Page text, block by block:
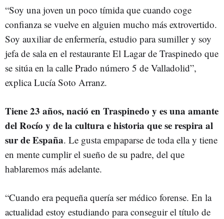
“Soy una joven un poco tímida que cuando coge
confianza se vuelve en alguien mucho más extrovertido.
Soy auxiliar de enfermería, estudio para sumiller y soy
jefa de sala en el restaurante El Lagar de Traspinedo que
se sitúa en la calle Prado número 5 de Valladolid”,
explica Lucía Soto Arranz.
Tiene 23 años, nació en Traspinedo y es una amante
del Rocío y de la cultura e historia que se respira al
sur de España. Le gusta empaparse de toda ella y tiene
en mente cumplir el sueño de su padre, del que
hablaremos más adelante.
“Cuando era pequeña quería ser médico forense. En la
actualidad estoy estudiando para conseguir el título de